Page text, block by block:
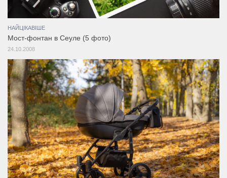
НАЙЦІКАВІШЕ
Мост-фонтан в Сеуле (5 фото)
24.10.2008